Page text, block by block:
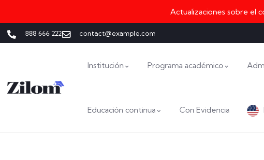
Actualizaciones sobre el
888 666 222 contact@example.com
Institución Programa académico
Educación continua Con Evidencia